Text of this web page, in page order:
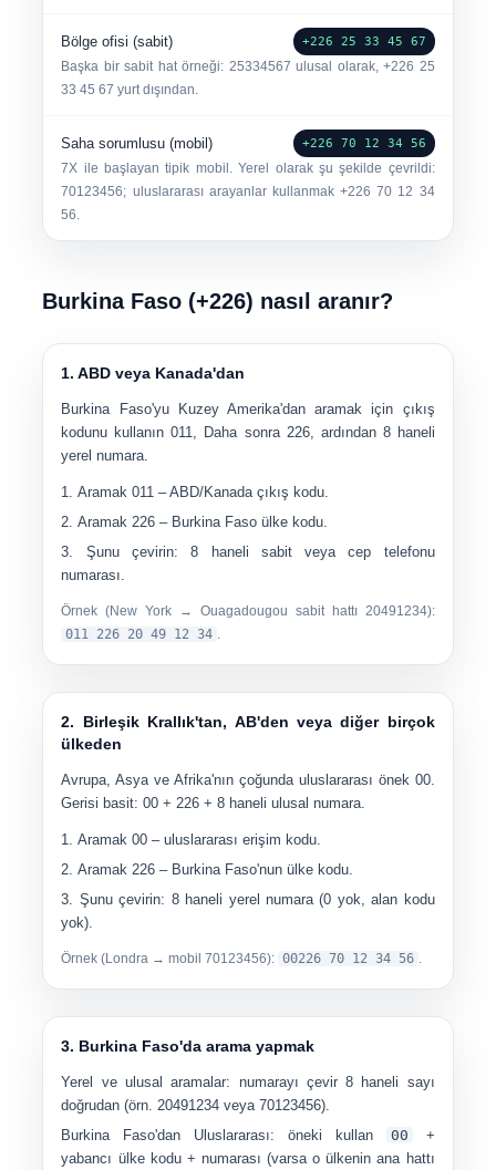
Bölge ofisi (sabit) +226 25 33 45 67
Başka bir sabit hat örneği: 25334567 ulusal olarak,+226 25
33 45 67 yurt dışından.
Saha sorumlusu (mobil) +226 70 12 34 56
7X ile başlayan tipik mobil. Yerel olarak şu şekilde çevrildi:
70123456; uluslararası arayanlar kullanmak+226 70 12 34
56
Burkina Faso (+226) nasıl aranır?
1. ABD veya Kanada'dan
Burkina Faso'yu Kuzey Amerika'dan aramak için çıkış
kodunu kullanın011 , Daha sonra 226, ardından 8 haneli
yerel numara.
Aramak011 – ABD/Kanada çıkış kodu.
Aramak 226 – Burkina Faso ülke kodu.
Şunu çevirin:8 haneli sabit veya cep telefonu
numarası
Örnek (New York → Ouagadougou sabit hattı 20491234):
011 226 20 49 12 34
2. Birleşik Krallık'tan, AB'den veya diğer birçok
ülkeden
Avrupa, Asya ve Afrika'nın çoğunda uluslararası önek 00.
Gerisi basit: 00 + 226 + 8 haneli ulusal numara.
Aramak00 – uluslararası erişim kodu.
Aramak 226 – Burkina Faso'nun ülke kodu.
Şunu çevirin: 8 haneli yerel numara(0 yok, alan kodu
yok).
Örnek (Londra → mobil 70123456): 00226 70 12 34 56
3. Burkina Faso'da arama yapmak
Yerel ve ulusal aramalar: numarayı çevir8 haneli sayı
doğrudan (örn. 20491234 veya70123456).
Burkina Faso'dan Uluslararası: öneki kullan 00
+
yabancı ülke kodu + numarası (varsa o ülkenin ana hattı